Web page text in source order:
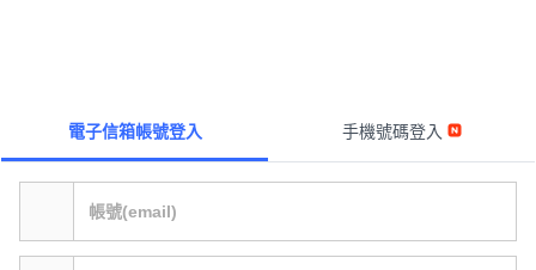
電子信箱帳號登入 手機號碼登入